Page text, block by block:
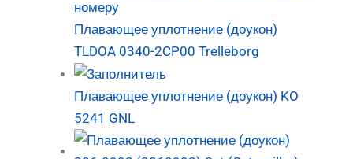
Плавающее уплотнение (доукон)
TLDOA 0340-2CP00 Trelleborg
Плавающее уплотнение (доукон) KO
5241 GNL